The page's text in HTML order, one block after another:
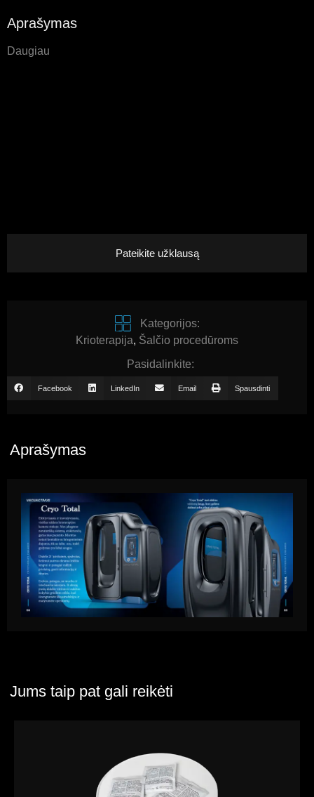
Aprašymas
Daugiau
Pateikite užklausą
Kategorijos:
Krioterapija, Šalčio procedūroms
Pasidalinkite:
Facebook LinkedIn Email Spausdinti
Aprašymas
Jums taip pat gali reikėti